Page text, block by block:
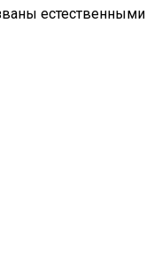
естественными